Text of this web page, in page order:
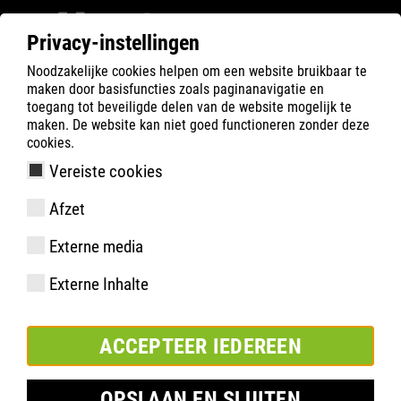
Privacy-instellingen
Noodzakelijke cookies helpen om een website bruikbaar te
maken door basisfuncties zoals paginanavigatie en
toegang tot beveiligde delen van de website mogelijk te
maken. De website kan niet goed functioneren zonder deze
cookies.
Vereiste cookies
Afzet
Externe media
Externe Inhalte
ACCEPTEER IEDEREEN
FAST SERIES ➔